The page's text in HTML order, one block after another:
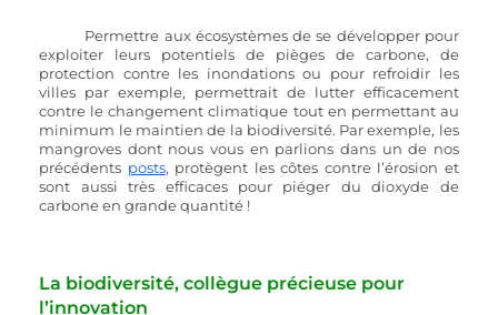
Permettre aux écosystèmes de se développer pour
exploiter leurs potentiels de pièges de carbone, de
protection contre les inondations ou pour refroidir les
villes par exemple, permettrait de lutter efficacement
contre le changement climatique tout en permettant au
minimum le maintien de la biodiversité. Par exemple, les
mangroves dont nous vous en parlions dans un de nos
précédents posts, protègent les côtes contre l’érosion et
sont aussi très efficaces pour piéger du dioxyde de
carbone en grande quantité !
La biodiversité, collègue précieuse pour
l’innovation